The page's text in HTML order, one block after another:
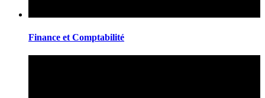
Finance et Comptabilité